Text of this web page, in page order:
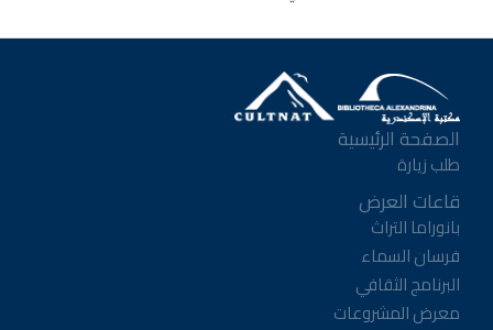
الصفحة الرئيسية
طلب زيارة
قاعات العرض
بانوراما التراث
فرسان السماء
البرنامج الثقافي
معرض المشروعات